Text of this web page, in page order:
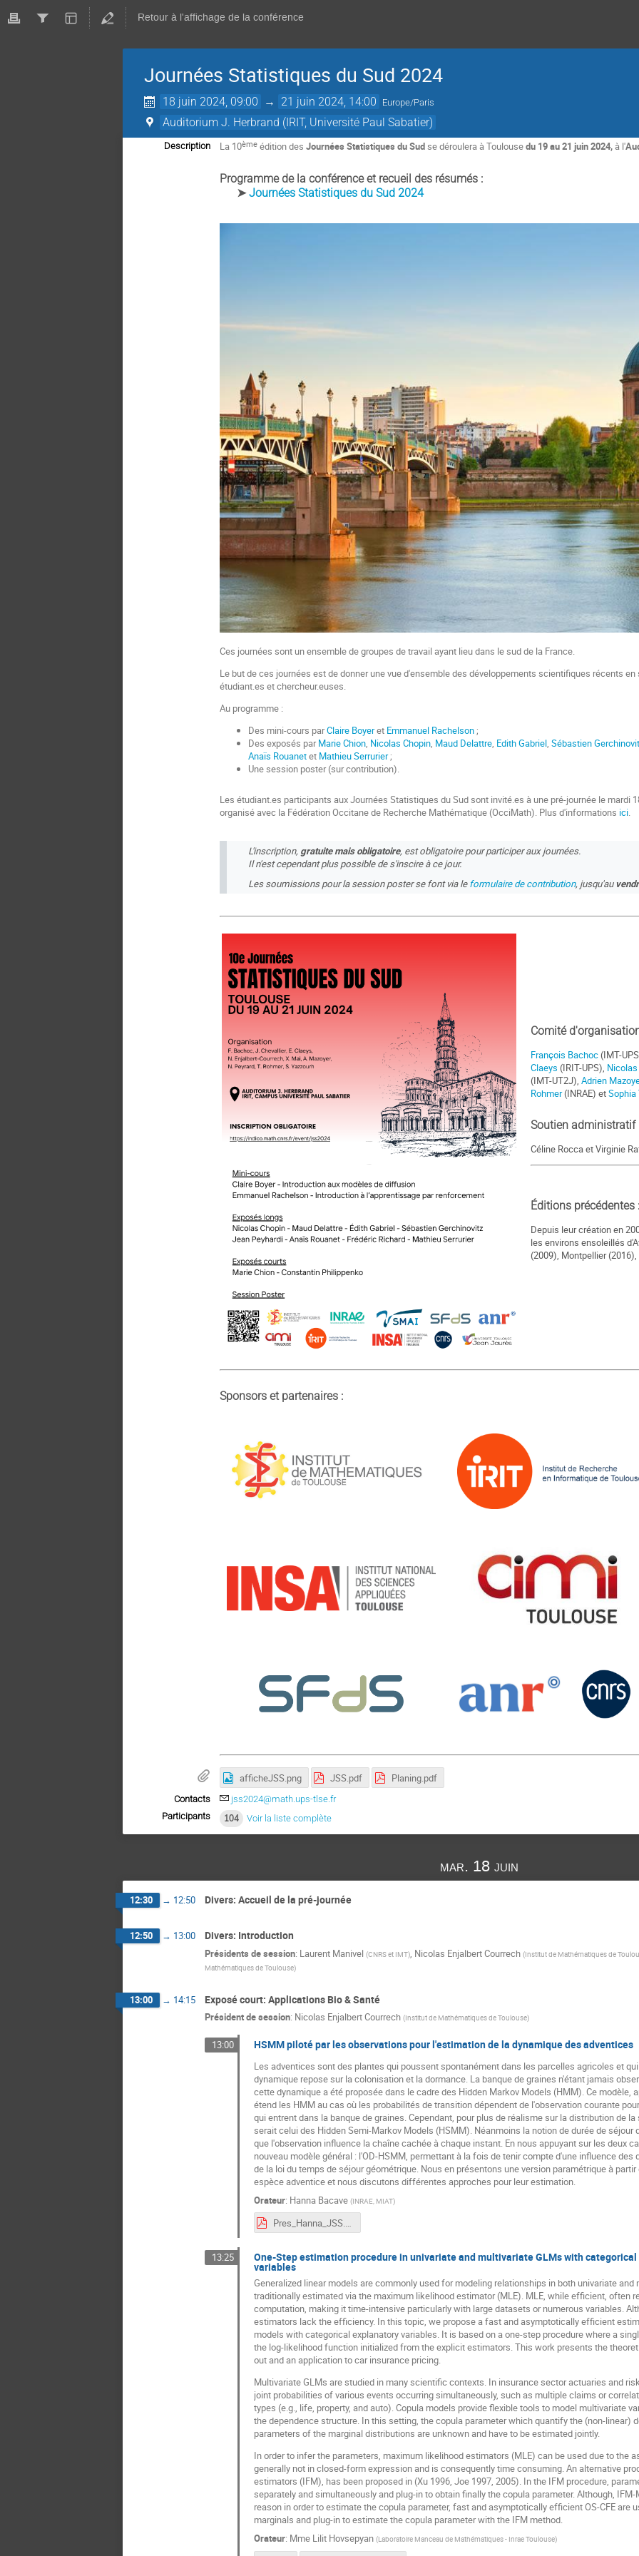
Retour à l'affichage de la conférence
Journées Statistiques du Sud 2024
18 juin 2024, 09:00 → 21 juin 2024, 14:00 Europe/Paris
Auditorium J. Herbrand (IRIT, Université Paul Sabatier)
Description La 10ème édition des Journées Statistiques du Sudse déroulera à Toulousedu 19 au 21 juin 2024,à l'
Programme de la conférence et recueil des résumés :
➤Journées Statistiques du Sud 2024
Ces journées sont un ensemble de groupes de travail ayant lieu dans le sud de la France.
Le but de ces journées est de donner une vue d'ensemble des développements scientifiques récents
étudiant.es et chercheur.euses.
Au programme :
Des mini-cours parClaire Boyeret Emmanuel Rachelson;
Des exposés parMarie Chion, Nicolas Chopin, Maud Delattre, Edith Gabriel, Sébastien
Anaïs Rouanetet Mathieu Serrurier;
Une session poster (sur contribution).
Les étudiant.es participants aux Journées Statistiques du Sud sont invité.es à une pré-journée le mardi
organisé avec la Fédération Occitane de Recherche Mathématique (OcciMath). Plus d'informations ici.
L'inscription, gratuite mais obligatoire, est obligatoire pour participer aux journées.
Il n'est cependant plus possible de s'inscire à ce jour.
Les soumissions pour la session poster se font via leformulaire de contribution, jusqu'au
Comité
François Bachoc(IMT-
Claeys (IRIT-UPS),
(IMT-UT2J),Adrien
Rohmer(INRAE) etSophia
Soutien administratif
Céline Rocca et Virginie
Éditions précédentes
Depuis leur création en
les environs ensoleillés
(2009), Montpellier
Sponsors et partenaires :
afficheJSS.png JSS.pdf Planing.pdf
Contacts
jss2024@math.ups-tlse.fr
Participants
104 Voir la liste complète
mar. 18 juin
12:30 → 12:50 Divers: Accueil de la pré-journée
12:50 → 13:00 Divers: Introduction
Présidents de session: Laurent Manivel (CNRS et IMT), Nicolas Enjalbert Courrech (Institut de Mathématiques de
Mathématiques de Toulouse)
13:00 → 14:15 Exposé court: Applications Bio & Santé
Président de session: Nicolas Enjalbert Courrech (Institut de Mathématiques de Toulouse)
13:00 HSMM piloté par les observations pour l'estimation de la dynamique des adventices
Les adventices sont des plantes qui poussent spontanément dans les parcelles agricoles et
dynamique repose sur la colonisation et la dormance. La banque de graines n'étant jamais
cette dynamique a été proposée dans le cadre des Hidden Markov Models (HMM). Ce modèle,
étend les HMM au cas où les probabilités de transition dépendent de l'observation courante
qui entrent dans la banque de graines. Cependant, pour plus de réalisme sur la distribution de
serait celui des Hidden Semi-Markov Models (HSMM). Néanmoins la notion de durée de
que l'observation influence la chaîne cachée à chaque instant. En nous appuyant sur les deux
nouveau modèle général : l'OD-HSMM, permettant à la fois de tenir compte d'une influence
de la loi du temps de séjour géométrique. Nous en présentons une version paramétrique à
espèce adventice et nous discutons différentes approches pour leur estimation.
Orateur: Hanna Bacave (INRAE, MIAT)
Pres_Hanna_JSS.pdf
13:25 One-Step estimation procedure in univariate and multivariate GLMs with
variables
Generalized linear models are commonly used for modeling relationships in both univariate
traditionally estimated via the maximum likelihood estimator (MLE). MLE, while efficient, often
computation, making it time-intensive particularly with large datasets or numerous variables.
estimators lack the efficiency. In this topic, we propose a fast and asymptotically efficient
models with categorical explanatory variables. It is based on a one-step procedure where a
the log-likelihood function initialized from the explicit estimators. This work presents the
out and an application to car insurance pricing.
Multivariate GLMs are studied in many scientific contexts. In insurance sector actuaries and
joint probabilities of various events occurring simultaneously, such as multiple claims or
types (e.g., life, property, and auto). Copula models provide flexible tools to model multivariate
the dependence structure. In this setting, the copula parameter which quantify the (non-linear)
parameters of the marginal distributions are unknown and have to be estimated jointly.
In order to infer the parameters, maximum likelihood estimators (MLE) can be used due to the
generally not in closed-form expression and is consequently time consuming. An alternative
estimators (IFM), has been proposed in (Xu 1996, Joe 1997, 2005). In the IFM procedure,
separately and simultaneously and plug-in to obtain finally the copula parameter. Although,
reason in order to estimate the copula parameter, fast and asymptotically efficient OS-CFE are
marginals and plug-in to estimate the copula parameter with the IFM method.
Orateur: Mme Lilit Hovsepyan (Laboratoire Manceau de Mathématiques - Inrae Toulouse)